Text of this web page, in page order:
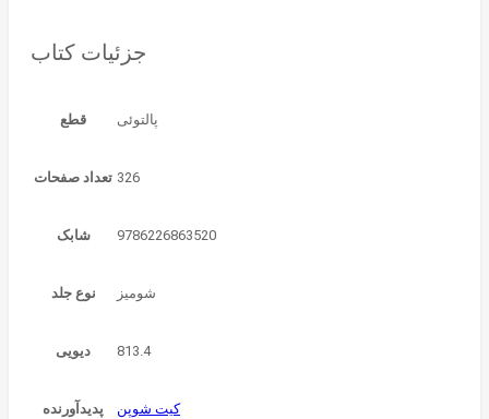
جزئیات کتاب
قطع
تعداد صفحات 326
شابک 9786226863520
نوع جلد شوميز
دیویی 813.4
پدیدآورنده کیت شوپن